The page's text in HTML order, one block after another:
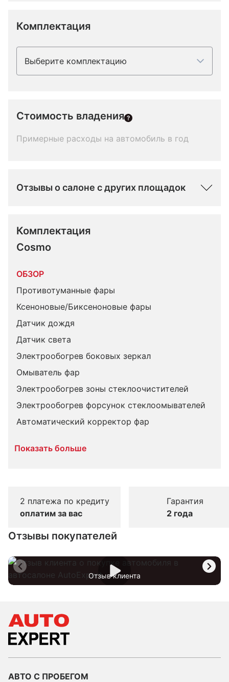
Комплектация
Выберите комплектацию
Стоимость владения
Примерные расходы на автомобиль в год
Отзывы о салоне с других площадок
Комплектация
Cosmo
ОБЗОР
Противотуманные фары
Ксеноновые/Биксеноновые фары
Датчик дождя
Датчик света
Электрообогрев боковых зеркал
Омыватель фар
Электрообогрев зоны стеклоочистителей
Электрообогрев форсунок стеклоомывателей
Автоматический корректор фар
Показать больше
2 платежа по кредиту
оплатим за вас
Гарантия
2 года
Отзывы покупателей
Отзыв клиента
АВТО С ПРОБЕГОМ